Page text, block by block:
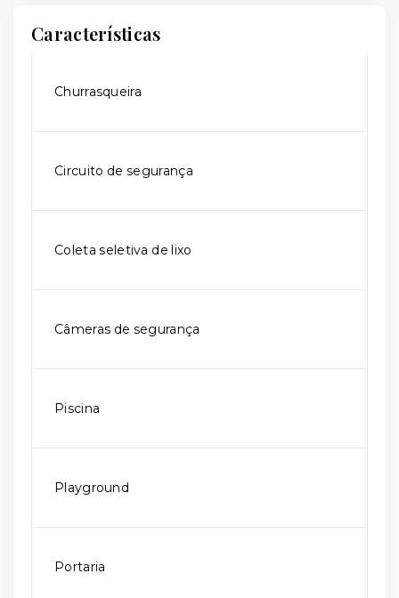
Características
Churrasqueira
Circuito de segurança
Coleta seletiva de lixo
Câmeras de segurança
Piscina
Playground
Portaria